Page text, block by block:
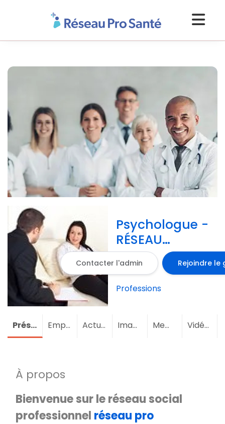
Psychologue -
RÉSEAU
SOCIAL PRIVÉ
Contacter l'admin Rejoindre le
Professions
Présentation Emploi Actualités Images Membres (24)
Vidéos
À propos
Bienvenue sur le réseau social
professionnel réseau pro